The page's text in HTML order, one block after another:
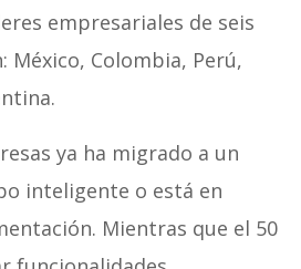
empresariales de seis
México, Colombia, Perú,
ya ha migrado a un
inteligente o está en
Mientras que el 50